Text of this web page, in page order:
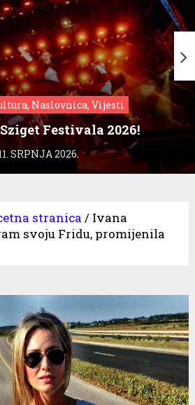
Naslovnica, Vijesti
Festivala 2026!
SRPNJA 2026.
stranica / Ivana
svoju Fridu, promijenila